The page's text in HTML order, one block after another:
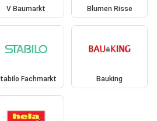
V Baumarkt Blumen Risse
Fachmarkt Bauking